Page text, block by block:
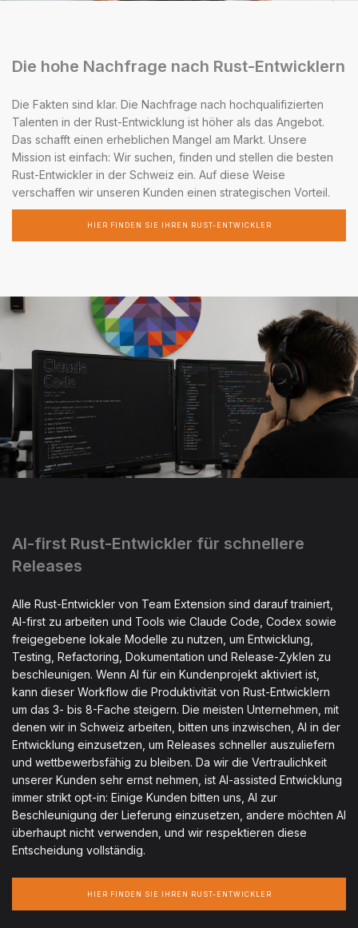
Die hohe Nachfrage nach Rust-Entwicklern
Die Fakten sind klar. Die Nachfrage nach hochqualifizierten
Talenten in der Rust-Entwicklung ist höher als das Angebot.
Das schafft einen erheblichen Mangel am Markt. Unsere
Mission ist einfach: Wir suchen, finden und stellen die besten
Rust-Entwickler in der Schweiz ein. Auf diese Weise
verschaffen wir unseren Kunden einen strategischen Vorteil.
HIER FINDEN SIE IHREN RUST-ENTWICKLER
AI-first Rust-Entwickler für schnellere
Releases
Alle Rust-Entwickler von Team Extension sind darauf trainiert,
AI-first zu arbeiten und Tools wie Claude Code, Codex sowie
freigegebene lokale Modelle zu nutzen, um Entwicklung,
Testing, Refactoring, Dokumentation und Release-Zyklen zu
beschleunigen. Wenn AI für ein Kundenprojekt aktiviert ist,
kann dieser Workflow die Produktivität von Rust-Entwicklern
um das 3- bis 8-Fache steigern. Die meisten Unternehmen, mit
denen wir in Schweiz arbeiten, bitten uns inzwischen, AI in der
Entwicklung einzusetzen, um Releases schneller auszuliefern
und wettbewerbsfähig zu bleiben. Da wir die Vertraulichkeit
unserer Kunden sehr ernst nehmen, ist AI-assisted Entwicklung
immer strikt opt-in: Einige Kunden bitten uns, AI zur
Beschleunigung der Lieferung einzusetzen, andere möchten AI
überhaupt nicht verwenden, und wir respektieren diese
Entscheidung vollständig.
HIER FINDEN SIE IHREN RUST-ENTWICKLER